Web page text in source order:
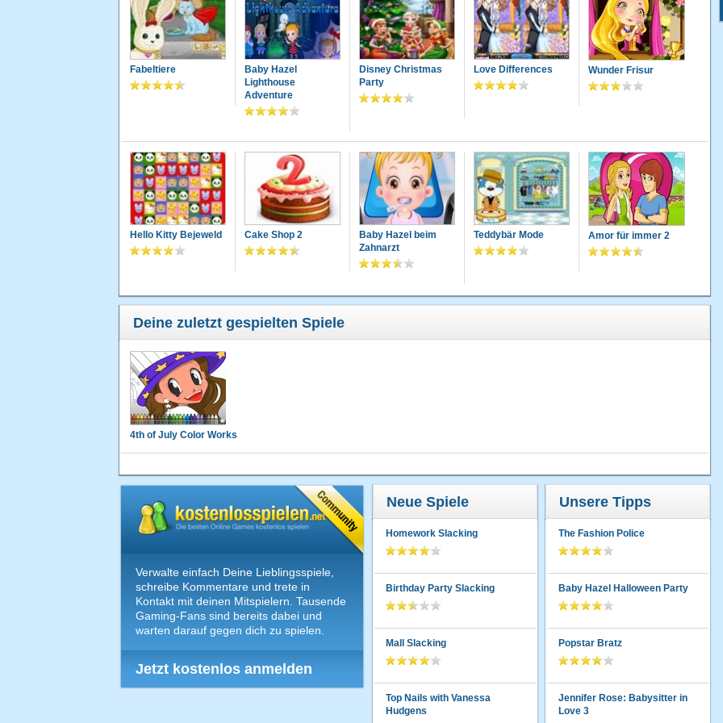
Fabeltiere
Baby Hazel
Lighthouse
Adventure
Disney Christmas
Party
Love Differences Wunder Frisur
Hello Kitty Bejeweld Cake Shop 2
Baby Hazel beim
Zahnarzt
Teddybär Mode Amor für immer 2
Deine zuletzt gespielten Spiele
4th of July Color Works
Verwalte einfach Deine Lieblingsspiele,
schreibe Kommentare und trete in
Kontakt mit deinen Mitspielern. Tausende
Gaming-Fans sind bereits dabei und
warten darauf gegen dich zu spielen.
Jetzt kostenlos anmelden
Neue Spiele
Homework Slacking
Birthday Party Slacking
Mall Slacking
Top Nails with Vanessa
Hudgens
Unsere Tipps
The Fashion Police
Baby Hazel Halloween Party
Popstar Bratz
Jennifer Rose: Babysitter in
Love 3